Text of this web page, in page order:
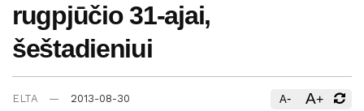
rugpjūčio 31-ajai,
šeštadieniui
ELTA 2013-08-30 A- A+